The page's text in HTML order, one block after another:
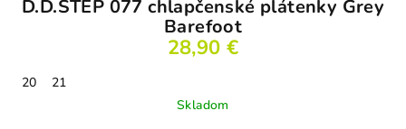
D.D.STEP 077 chlapčenské plátenky Grey
Barefoot
28,90 €
20
21
Skladom